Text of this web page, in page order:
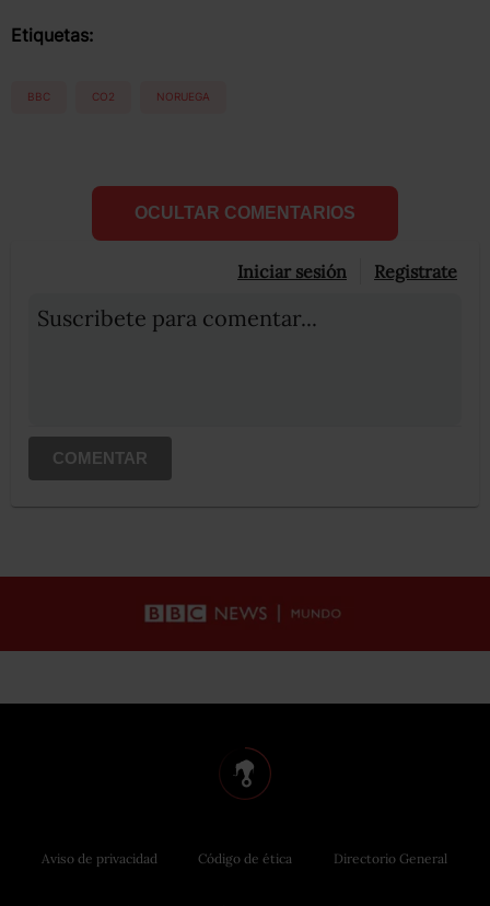
Etiquetas:
BBC CO2 NORUEGA
OCULTAR COMENTARIOS
Iniciar sesión Registrate
Suscribete para comentar...
COMENTAR
Aviso de privacidad Código de ética Directorio General